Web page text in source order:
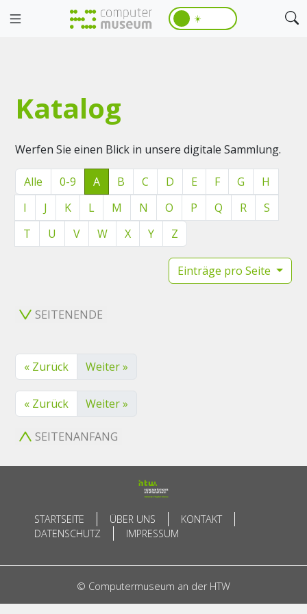
☀️
Katalog
Werfen Sie einen Blick in unsere digitale Sammlung.
Alle 0-9 A B C D E F G
H
I
J K L M N O P Q R
S
T
U V W X Y Z
Einträge pro Seite
SEITENENDE
« Zurück Weiter »
« Zurück Weiter »
SEITENANFANG
STARTSEITE ÜBER UNS
KONTAKT
DATENSCHUTZ
IMPRESSUM
© Computermuseum an der HTW